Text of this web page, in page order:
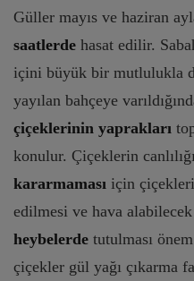
Güller mayıs ve haziran
saatlerde hasat edilir.
içini büyük bir mutlulukla
yayılan bahçeye
çiçeklerinin yaprakları
konulur. Çiçeklerin
kararmaması için
edilmesi ve hava alabilecek
heybelerde tutulması
çiçekler gül yağı çıkarma